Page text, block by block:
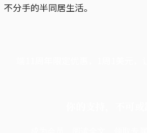
不分手的半同居生活。